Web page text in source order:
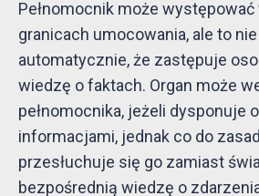
Pełnomocnik może
granicach umocowania, ale to
automatycznie, że zastępuje
wiedzę o faktach. Organ może
pełnomocnika, jeżeli dysponuje
informacjami, jednak co do
przesłuchuje się go zamiast
bezpośrednią wiedzę o